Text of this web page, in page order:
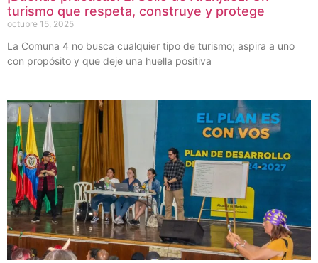
turismo que respeta, construye y protege
octubre 15, 2025
La Comuna 4 no busca cualquier tipo de turismo; aspira a uno
con propósito y que deje una huella positiva